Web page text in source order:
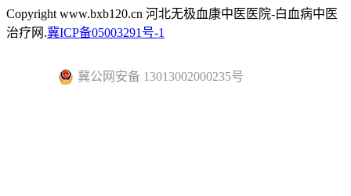
Copyright www.bxb120.cn 河北无极血康中医医院-白血病中医
治疗网.冀ICP备05003291号-1
冀公网安备 13013002000235号